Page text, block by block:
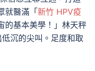
就醫滿「新竹 HPV疫
的基本美學！」林天秤
低沉的尖叫。足度和取